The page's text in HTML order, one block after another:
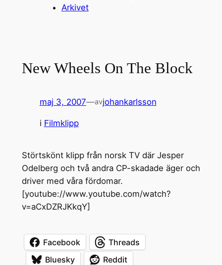
Arkivet
New Wheels On The Block
maj 3, 2007—avjohankarlsson
i Filmklipp
Störtskönt klipp från norsk TV där Jesper
Odelberg och två andra CP-skadade äger och
driver med våra fördomar.
[youtube://www.youtube.com/watch?
v=aCxDZRJKkqY]
Facebook
Threads
Bluesky
Reddit